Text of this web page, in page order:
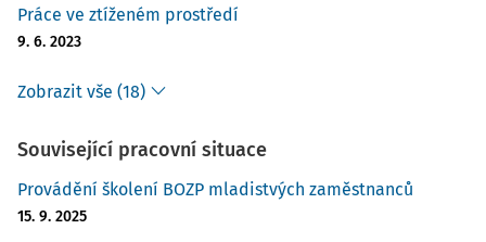
Práce ve ztíženém prostředí
9. 6. 2023
Zobrazit vše (18)
Související pracovní situace
Provádění školení BOZP mladistvých zaměstnanců
15. 9. 2025